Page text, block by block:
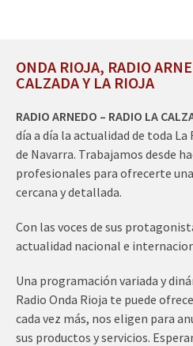
ONDA RIOJA, RADIO
CALZADA Y LA RIOJA
RADIO ARNEDO – RADIO LA
día a día la actualidad de toda La
de Navarra. Trabajamos desde
profesionales para ofrecerte
cercana y detallada.
Con las voces de sus
actualidad nacional e
Una programación variada y
Radio Onda Rioja te puede
cada vez más, nos eligen para
sus productos y servicios.